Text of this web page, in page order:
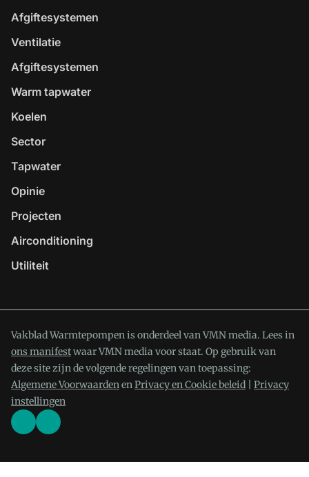
Afgiftesystemen
Ventilatie
Afgiftesystemen
Warm tapwater
Koelen
Sector
Tapwater
Opinie
Projecten
Airconditioning
Utiliteit
Vakblad Warmtepompen is onderdeel van VMN media. Lees in
ons manifestwaar VMN media voor staat. Op gebruik van
deze site zijn de volgende regelingen van toepassing:
Algemene VoorwaardenenPrivacy en Cookie beleid
Privacy
instellingen